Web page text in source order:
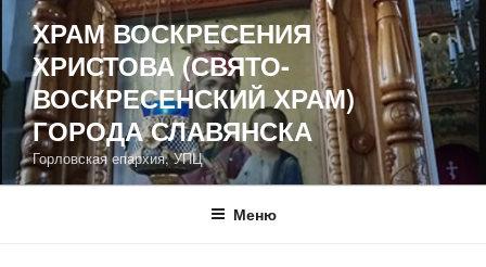
Перейти
содержимому
ХРАМ ВОСКРЕСЕНИЯ
ХРИСТОВА (СВЯТО-
ВОСКРЕСЕНСКИЙ ХРАМ)
ГОРОДА СЛАВЯНСКА
Горловская епархия, УПЦ
Меню